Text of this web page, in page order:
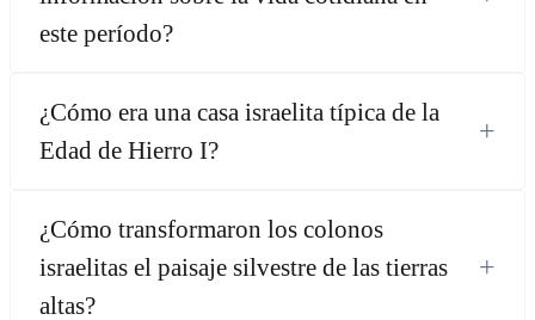
este período?
¿Cómo era una casa israelita típica de la
Edad de Hierro I?
+
¿Cómo transformaron los colonos
israelitas el paisaje silvestre de las tierras
altas?
+